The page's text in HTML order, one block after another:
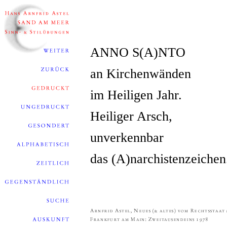
ANNO S(A)NTO
an Kirchenwänden
im Heiligen Jahr.
Heiliger Arsch,
unverkennbar
das